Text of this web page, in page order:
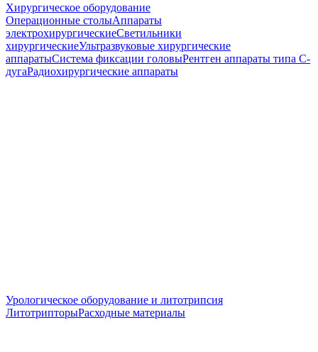
Хирургическое оборудование
Операционные столыАппараты
электрохирургическиеСветильники
хирургическиеУльтразвуковые хирургические
аппаратыСистема фиксации головыРентген аппараты типа С-
дугаРадиохирургические аппараты
Урологическое оборудование и литотрипсия
ЛитотрипторыРасходные материалы